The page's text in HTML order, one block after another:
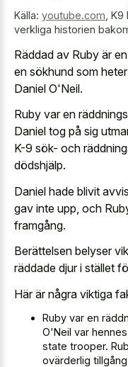
Källa: youtube.com K9
verkliga historien
Räddad av Ruby är
en sökhund som
Daniel O'Neil.
Ruby var en
Daniel tog på sig
K-9 sök- och
dödshjälp.
Daniel hade blivit
gav inte upp, och
framgång.
Berättelsen belyser
räddade djur i stället
Här är några viktiga
Ruby var en
O'Neil var
state trooper.
ovärderlig